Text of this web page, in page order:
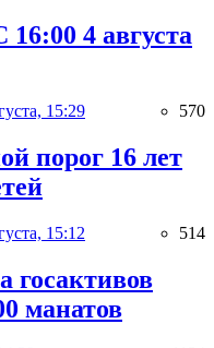
4 августа
15:29 570
порог 16 лет
15:12 514
госактивов
манатов